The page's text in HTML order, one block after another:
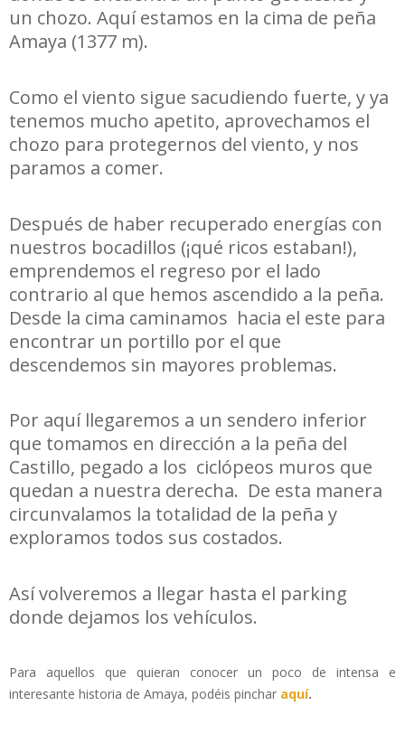
un chozo. Aquí estamos en la cima de peña
Amaya (1377 m).
Como el viento sigue sacudiendo fuerte, y ya
tenemos mucho apetito, aprovechamos el
chozo para protegernos del viento, y nos
paramos a comer.
Después de haber recuperado energías con
nuestros bocadillos (¡qué ricos estaban!),
emprendemos el regreso por el lado
contrario al que hemos ascendido a la peña.
Desde la cima caminamos hacia el este para
encontrar un portillo por el que
descendemos sin mayores problemas.
Por aquí llegaremos a un sendero inferior
que tomamos en dirección a la peña del
Castillo, pegado a los ciclópeos muros que
quedan a nuestra derecha. De esta manera
circunvalamos la totalidad de la peña y
exploramos todos sus costados.
Así volveremos a llegar hasta el parking
donde dejamos los vehículos.
Para aquellos que quieran conocer un poco de intensa e
interesante historia de Amaya, podéis pinchar aquí.